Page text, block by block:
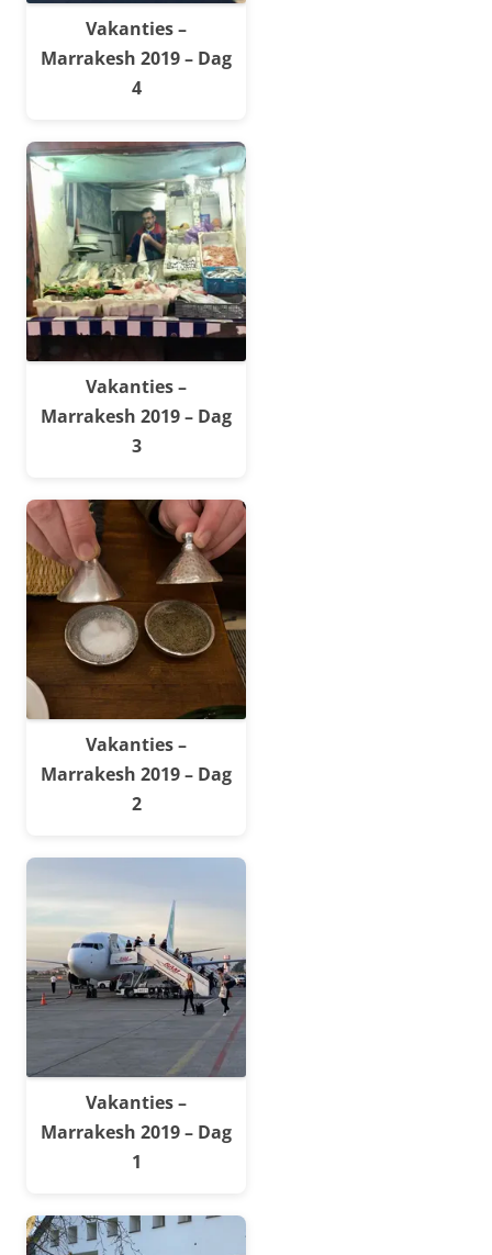
Vakanties –
Marrakesh 2019 – Dag
4
Vakanties –
Marrakesh 2019 – Dag
3
Vakanties –
Marrakesh 2019 – Dag
2
Vakanties –
Marrakesh 2019 – Dag
1